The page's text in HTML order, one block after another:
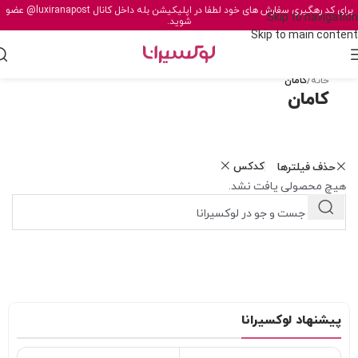
Skip to navigation
Skip to main content
برای کد رهگیری سفارش های خود لطفا در اپلیکیشن بله داخل کانال@luxiranapost عضو
شوید.
خانه/کامان
کامان
حذف فیلترها کدکس
هیچ محصولی یافت نشد.
پیشنهاد لوکسیرانا